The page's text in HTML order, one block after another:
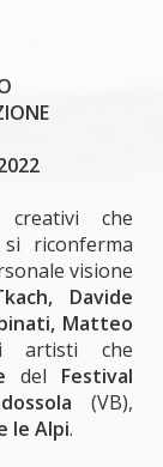
che
riconferma
visione
Davide
Matteo
artisti che
del Festival
(VB),
le Alpi.